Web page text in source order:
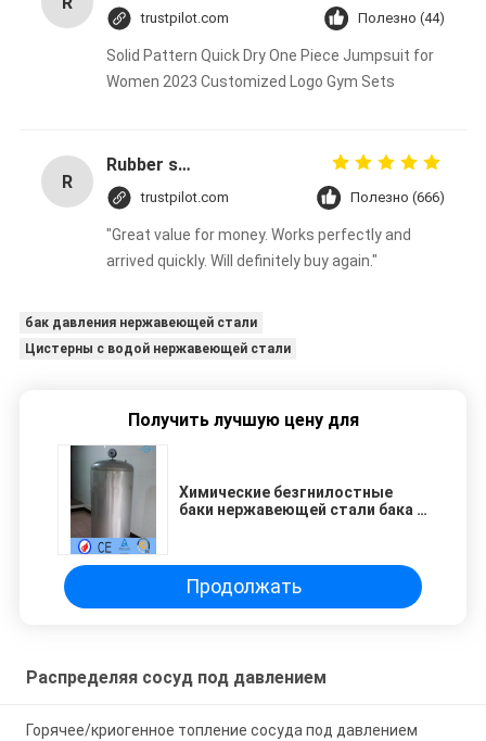
trustpilot.com Полезно (44)
Solid Pattern Quick Dry One Piece Jumpsuit for
Women 2023 Customized Logo Gym Sets
R
Rubber solid forklift tires For material handling forklift
trustpilot.com Полезно (666)
"Great value for money. Works perfectly and
arrived quickly. Will definitely buy again."
бак давления нержавеющей стали
Цистерны с водой нержавеющей стали
Получить лучшую цену для
Химические безгнилостные
баки нержавеющей стали бака и
Продолжать
Распределяя сосуд под давлением
Горячее/криогенное топление сосуда под давлением